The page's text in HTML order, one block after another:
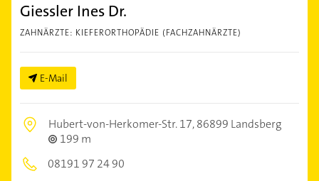
Giessler Ines Dr.
ZAHNÄRZTE: KIEFERORTHOPÄDIE (FACHZAHNÄRZTE)
E-Mail
Hubert-von-Herkomer-Str. 17,86899 Landsberg
199 m
08191 97 24 90